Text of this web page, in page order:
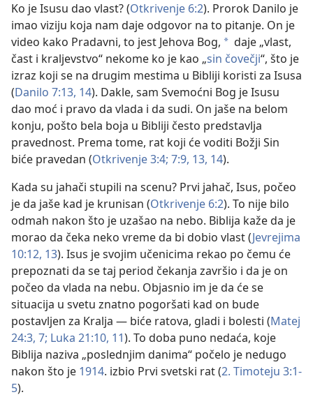
Ko je Isusu dao vlast? (Otkrivenje 6:2). Prorok Danilo je
imao viziju koja nam daje odgovor na to pitanje. On je
video kako Pradavni, to jest Jehova Bog, a daje „vlast,
čast i kraljevstvo“ nekome ko je kao „sin čovečji“, što je
izraz koji se na drugim mestima u Bibliji koristi za Isusa
(Danilo 7:13, 14). Dakle, sam Svemoćni Bog je Isusu
dao moć i pravo da vlada i da sudi. On jaše na belom
konju, pošto bela boja u Bibliji često predstavlja
pravednost. Prema tome, rat koji će voditi Božji Sin
biće pravedan (Otkrivenje 3:4; 7:9, 13, 14).
Kada su jahači stupili na scenu? Prvi jahač, Isus, počeo
je da jaše kad je krunisan (Otkrivenje 6:2). To nije bilo
odmah nakon što je uzašao na nebo. Biblija kaže da je
morao da čeka neko vreme da bi dobio vlast (Jevrejima
10:12, 13). Isus je svojim učenicima rekao po čemu će
prepoznati da se taj period čekanja završio i da je on
počeo da vlada na nebu. Objasnio im je da će se
situacija u svetu znatno pogoršati kad on bude
postavljen za Kralja — biće ratova, gladi i bolesti (Matej
24:3, 7; Luka 21:10, 11). To doba puno nedaća, koje
Biblija naziva „poslednjim danima“ počelo je nedugo
nakon što je 1914. izbio Prvi svetski rat (2. Timoteju 3:1-
5).